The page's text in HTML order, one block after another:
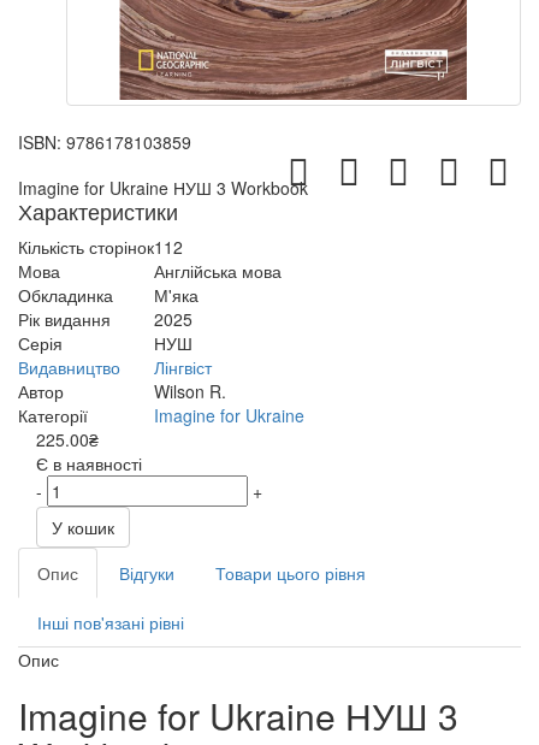
ISBN: 9786178103859
Imagine for Ukraine НУШ 3 Workbook
Характеристики
Кількість сторінок112
Мова
Англійська мова
Обкладинка
М'яка
Рік видання
2025
Серія
НУШ
Видавництво
Лінгвіст
Автор
Wilson R.
Категорії
Imagine for Ukraine
225.00₴
Є в наявності
-
+
У кошик
Опис
Відгуки Товари цього рівня
Інші пов'язані рівні
Опис
Imagine for Ukraine НУШ 3